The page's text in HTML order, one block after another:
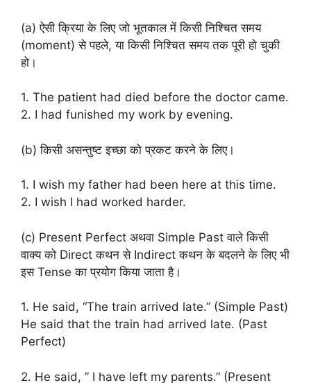
(a) ऐसी क्रिया के लिए जो भूतकाल में किसी निश्चित समय
(moment) से पहले, या किसी निश्चित समय तक पूरी हो चुकी
हो।
1. The patient had died before the doctor came.
2. I had funished my work by evening.
(b) किसी असन्तुष्ट इच्छा को प्रकट करने के लिए।
1. I wish my father had been here at this time.
2. I wish I had worked harder.
(c) Present Perfect अथवा Simple Past वाले किसी
वाक्य को Direct कथन से Indirect कथन के बदलने के लिए भी
इस Tense का प्रयोग किया जाता है।
1. He said, “The train arrived late.” (Simple Past)
He said that the train had arrived late. (Past
Perfect)
2. He said, ” I have left my parents.” (Present